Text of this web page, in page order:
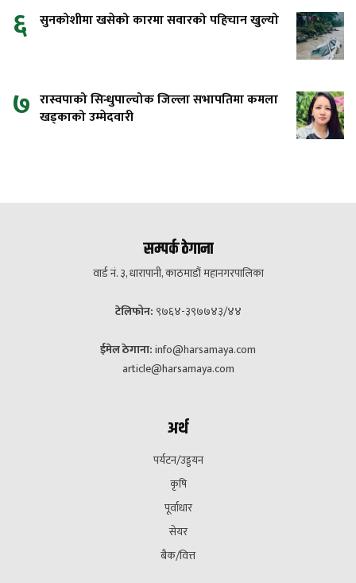
६ सुनकोशीमा खसेको कारमा सवारको पहिचान खुल्यो
७ रास्वपाको सिन्धुपाल्चोक जिल्ला सभापतिमा कमला
खड्काको उम्मेदवारी
सम्पर्क ठेगाना
वार्ड नं. ३, धारापानी, काठमाडौं महानगरपालिका
टेलिफोन: ९७६४-३९७७४३/४४
ईमेल ठेगाना:info@harsamaya.com
article@harsamaya.com
अर्थ
पर्यटन/उड्डयन
कृषि
पूर्वाधार
सेयर
बैक/वित्त